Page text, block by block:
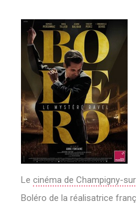
Le cinéma de Champigny-
Boléro de la réalisatrice